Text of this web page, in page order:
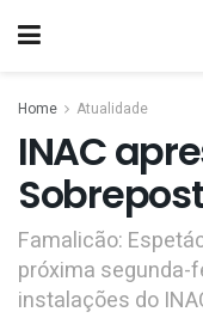
Home Atualidade
INAC
Famalicão:
próxima segunda-
instalações do